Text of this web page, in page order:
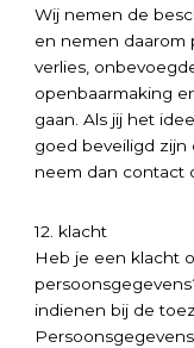
Wij nemen de
en nemen daarom
verlies,
openbaarmaking
gaan. Als jij het
goed beveiligd zijn
neem dan contact
12. klacht
Heb je een klacht
indienen bij de